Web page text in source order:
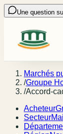
Une question
Marchés
/Groupe
/Accord-
Acheteur
Secteur